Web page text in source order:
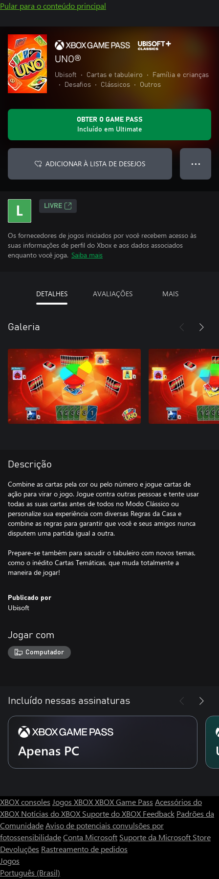
Pular para o conteúdo principal
UNO®
Ubisoft • Cartas e tabuleiro •
Família e crianças
•
Desafios • Clássicos • Outros
OBTER O GAME PASS
Incluído em Ultimate
ADICIONAR À LISTA DE DESEJOS ● ● ●
LIVRE
Os fornecedores de jogos iniciados por você recebem acesso às
suas informações de perfil do Xbox e aos dados associados
enquanto você joga. Saiba mais
DETALHES AVALIAÇÕES MAIS
Galeria
Descrição
Combine as cartas pela cor ou pelo número e jogue cartas de
ação para virar o jogo. Jogue contra outras pessoas e tente usar
todas as suas cartas antes de todos no Modo Clássico ou
personalize sua experiência com diversas Regras da Casa e
combine as regras para garantir que você e seus amigos nunca
disputem uma partida igual a outra.
Prepare-se também para sacudir o tabuleiro com novos temas,
como o inédito Cartas Temáticas, que muda totalmente a
maneira de jogar!
Publicado por
Ubisoft
Jogar com
Computador
Incluído nessas assinaturas
Apenas PC
XBOX consoles Jogos XBOXXBOX Game Pass Acessórios do
XBOX Notícias do XBOX Suporte do XBOX Feedback Padrões da
ComunidadeAviso de potenciais convulsões por
fotossensibilidadeConta Microsoft Suporte da Microsoft Store
Devoluções Rastreamento de pedidos
Jogos
Português (Brasil)